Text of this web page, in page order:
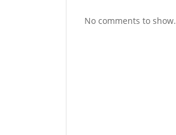
No comments to show.